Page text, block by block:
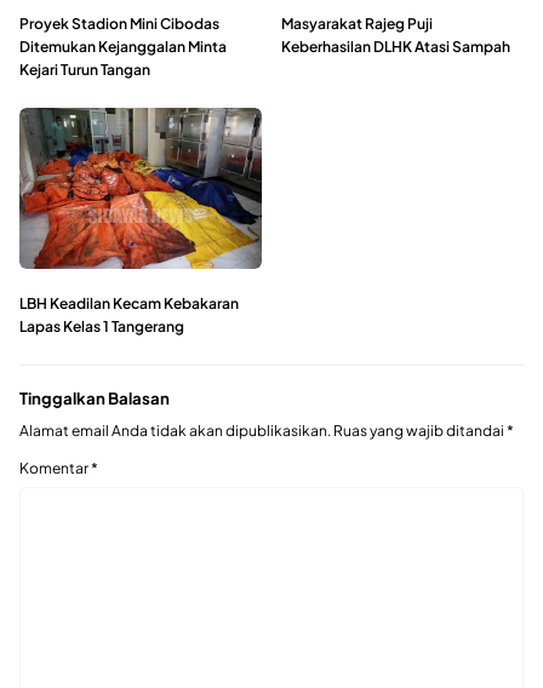
Proyek Stadion Mini Cibodas
Ditemukan Kejanggalan Minta
Kejari Turun Tangan
Masyarakat Rajeg Puji
Keberhasilan DLHK Atasi Sampah
LBH Keadilan Kecam Kebakaran
Lapas Kelas 1 Tangerang
Tinggalkan Balasan
Alamat email Anda tidak akan dipublikasikan. Ruas yang wajib ditandai *
Komentar*